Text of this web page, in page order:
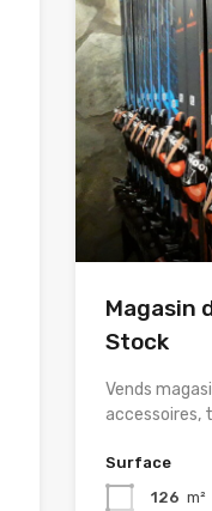
Magasin
Stock
Vends
accessoires,
Surface
126 m²